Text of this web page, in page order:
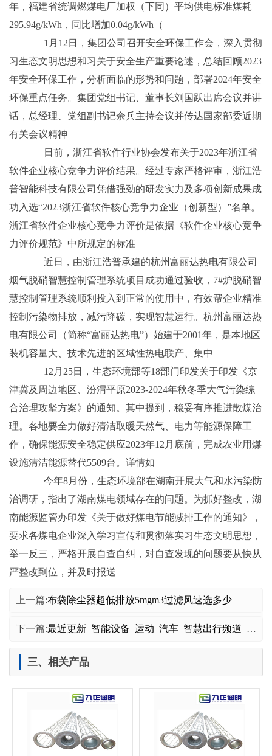
年，福建省统调燃煤电厂加权（下同）平均供电标准煤耗
295.94g/kWh，同比增加0.04g/kWh（
1月12日，集团公司召开安全环保工作会，深入贯彻
习生态文明思想和习关于安全生产重要论述，总结回顾2023
年安全环保工作，分析面临的形势和问题，部署2024年安全
环保重点任务。集团党组书记、董事长刘国跃出席会议并讲
话，总经理、党组副书记余兵主持会议并传达国家部委近期
有关会议精神
日前，浙江省软件行业协会发布关于2023年浙江省
软件企业核心竞争力评价结果。经过专家严格评审，浙江浩
普智能科技有限公司凭借强劲的研发实力及多项创新成果成
功入选“2023浙江省软件核心竞争力企业（创新型）”名单。
浙江省软件企业核心竞争力评价是依据《软件企业核心竞争
力评价规范》中所规定的标准
近日，由浙江浩普承建的杭州富丽达热电有限公司
烟气脱硝智慧控制管理系统项目成功通过验收，7#炉脱硝智
慧控制管理系统顺利投入到正常的使用中，有效帮企业精准
控制污染物排放，减污降碳，实现智慧运行。杭州富丽达热
电有限公司（简称“富丽达热电”）始建于2001年，是本地区
装机容量大、技术先进的区域性热电联产、集中
12月25日，生态环境部等18部门印发关于印发《京
津冀及周边地区、汾渭平原2023-2024年秋冬季大气污染综
合治理攻坚方案》的通知。其中提到，稳妥有序推进散煤治
理。各地要全力做好清洁取暖天然气、电力等能源保障工
作，确保能源安全稳定供应2023年12月底前，完成农业用煤
设施清洁能源替代5509台。详情如
今年8月份，生态环境部在湖南开展大气和水污染防
治调研，指出了湖南煤电领域存在的问题。为抓好整改，湖
南能源监管办印发《关于做好煤电节能减排工作的通知》，
要求各煤电企业深入学习宣传和贯彻落实习生态文明思想，
举一反三，严格开展自查自纠，对自查发现的问题要从快从
严整改到位，并及时报送
上一篇:布袋除尘器超低排放5mgm3过滤风速选多少
下一篇:最近更新_智能设备_运动_汽车_智慧出行频道_天极网
三、相关产品